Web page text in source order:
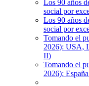
Los 90 años
social por
Los 90 años
social por
Tomando el
2026): USA,
II)
Tomando el
2026):